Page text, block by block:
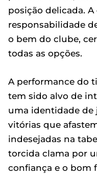
posição delicada.
responsabilidade
o bem do clube,
todas as opções.
A performance do
tem sido alvo de
uma identidade de
vitórias que
indesejadas na
torcida clama por
confiança e o bom